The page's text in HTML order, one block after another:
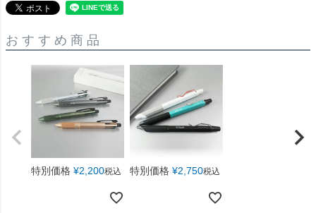
おすすめ商品
特別価格 ¥2,200税込 特別価格 ¥2,750税込